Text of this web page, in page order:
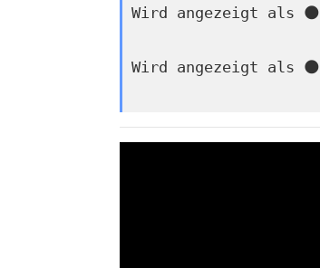
Wird angezeigt als 🌑
Wird angezeigt als 🌑